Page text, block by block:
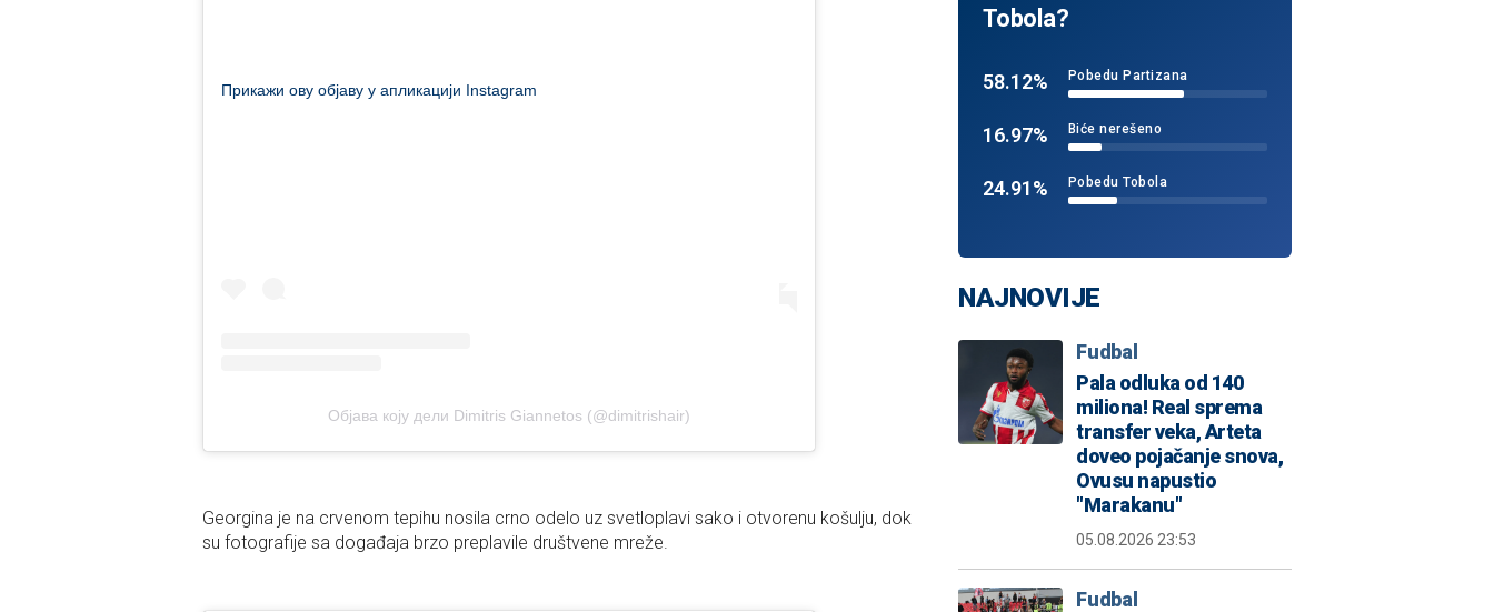
Прикажи ову објаву у апликацији Instagram
Објава коју дели Dimitris Giannetos (@dimitrishair)
Georgina je na crvenom tepihu nosila crno odelo uz svetloplavi sako i otvorenu košulju, dok
su fotografije sa događaja brzo preplavile društvene mreže.
Tobola?
58.12% Pobedu Partizana
16.97% Biće nerešeno
24.91% Pobedu Tobola
NAJNOVIJE
Fudbal
Pala odluka od 140
miliona! Real sprema
transfer veka, Arteta
doveo pojačanje snova,
Ovusu napustio
"Marakanu"
05.08.2026 23:53
Fudbal